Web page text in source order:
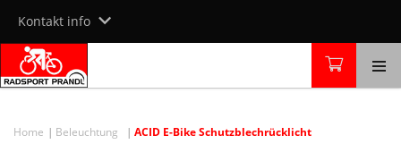
content
Kontakt info
Home Beleuchtung ACID E-Bike Schutzblechrücklicht